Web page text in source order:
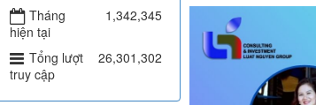
Tháng
hiện tại
1,342,345
Tổng lượt
truy cập
26,301,302